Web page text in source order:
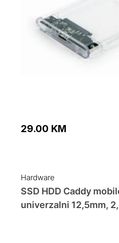
29.00 KM
Hardware
SSD HDD Caddy
univerzalni 12,5mm,